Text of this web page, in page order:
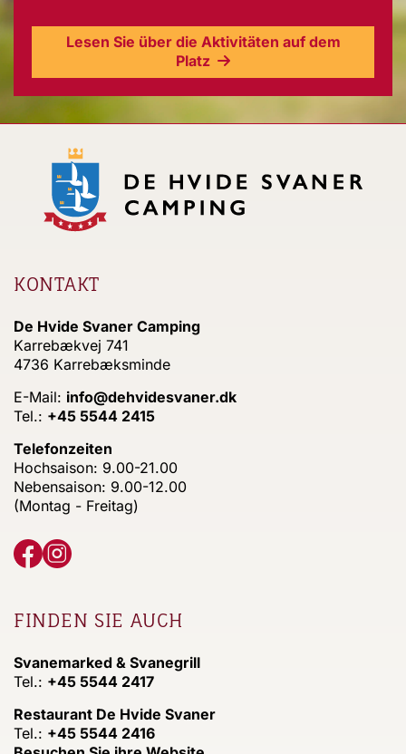
Lesen Sie über die Aktivitäten auf dem
Platz
KONTAKT
De Hvide Svaner Camping
Karrebækvej 741
4736 Karrebæksminde
E-Mail: info@dehvidesvaner.dk
Tel.: +45 5544 2415
Telefonzeiten
Hochsaison: 9.00-21.00
Nebensaison: 9.00-12.00
(Montag - Freitag)
FINDEN SIE AUCH
Svanemarked & Svanegrill
Tel.: +45 5544 2417
Restaurant De Hvide Svaner
Tel.: +45 5544 2416